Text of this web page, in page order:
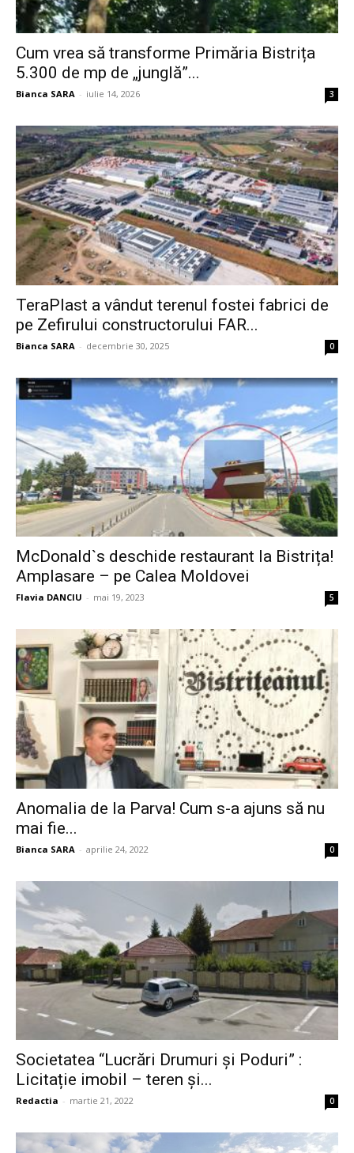
Cum vrea să transforme Primăria Bistrița
5.300 de mp de „junglă”...
Bianca SARA - iulie 14, 2026 3
TeraPlast a vândut terenul fostei fabrici de
pe Zefirului constructorului FAR...
Bianca SARA - decembrie 30, 2025 0
McDonald`s deschide restaurant la Bistrița!
Amplasare – pe Calea Moldovei
Flavia DANCIU - mai 19, 2023 5
Anomalia de la Parva! Cum s-a ajuns să nu
mai fie...
Bianca SARA - aprilie 24, 2022 0
Societatea “Lucrări Drumuri și Poduri” :
Licitație imobil – teren și...
Redactia - martie 21, 2022 0